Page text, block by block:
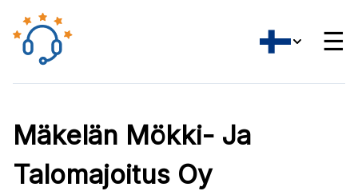
☰
Mäkelän Mökki- Ja
Talomajoitus Oy